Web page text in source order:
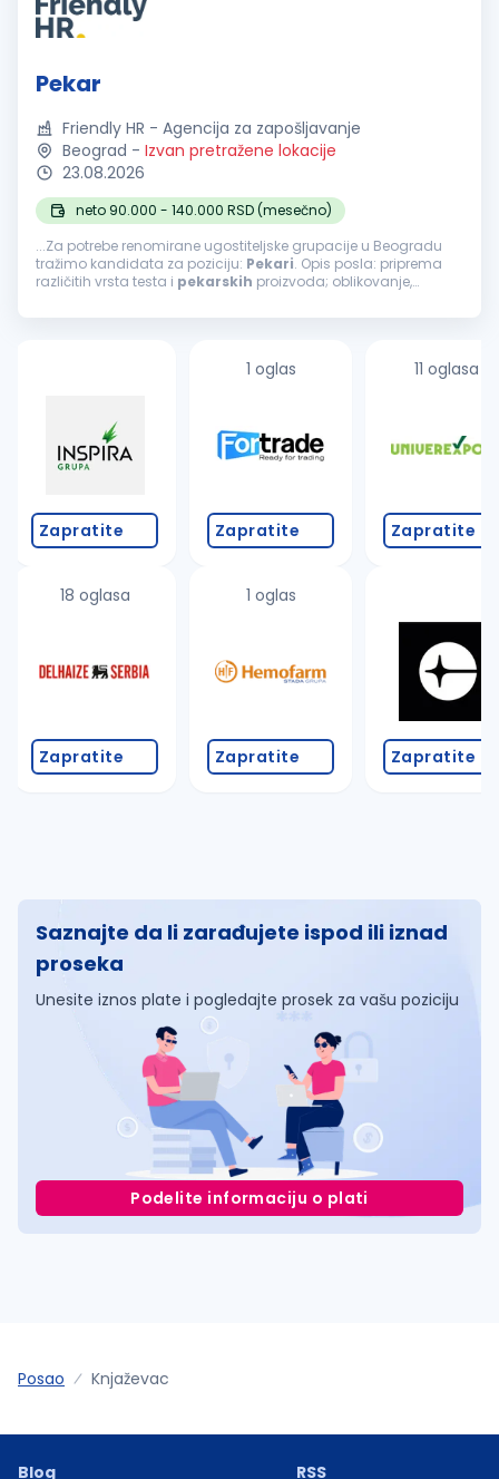
Pekar
Friendly HR - Agencija za zapošljavanje
Beograd - Izvan pretražene lokacije
23.08.2026
neto 90.000 - 140.000 RSD (mesečno)
...Za potrebe renomirane ugostiteljske grupacije u Beogradu
tražimo kandidata za poziciju: Pekari. Opis posla: priprema
različitih vrsta testa i pekarskih proizvoda; oblikovanje,
definisanim...
Zapratite
18 oglasa
Zapratite
1 oglas
Zapratite
1 oglas
Zapratite
11 oglasa
Zapratite
Zapratite
Saznajte da li zarađujete ispod ili iznad
proseka
Unesite iznos plate i pogledajte prosek za vašu poziciju
Podelite informaciju o plati
Posao Knjaževac
Blog
RSS